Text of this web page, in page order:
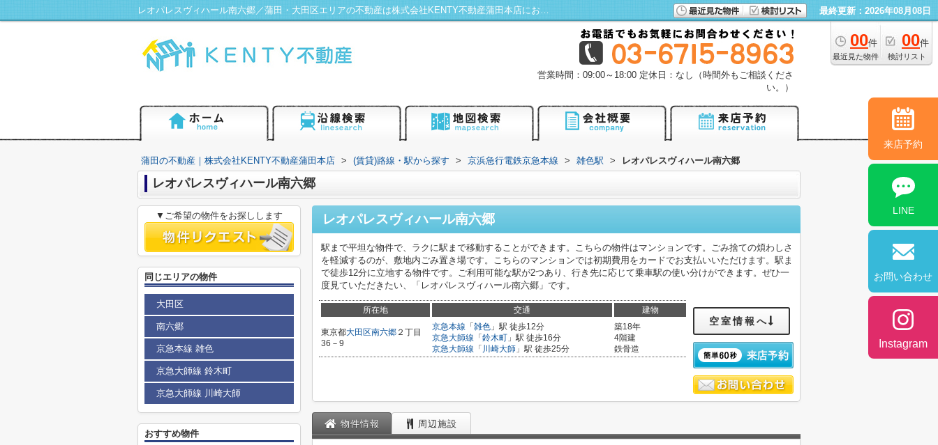
レオパレスヴィハール南六郷／蒲田・大田区エリアの不動産は株式会社KENTY不動産蒲田本店にお任せ！ 最終更新：2026年08月08日
00件
最近見た物件
00件
検討リスト
営業時間：09:00～18:00 定休日：なし（時間外もご相談くださ
い。）
蒲田の不動産｜株式会社KENTY不動産蒲田本店 > (賃貸)路線・駅から探す > 京浜急行電鉄京急本線 > 雑色駅 > レオパレスヴィハール南六郷
レオパレスヴィハール南六郷
レオパレスヴィハール南六郷
駅まで平坦な物件で、ラクに駅まで移動することができます。こちらの物件はマンションです。ごみ捨ての煩わしさ
を軽減するのが、敷地内ごみ置き場です。こちらのマンションでは初期費用をカードでお支払いいただけます。駅ま
で徒歩12分に立地する物件です。ご利用可能な駅が2つあり、行き先に応じて乗車駅の使い分けができます。ぜひ一
度見ていただきたい、「レオパレスヴィハール南六郷」です。
所在地 交通 建物
東京都大田区南六郷 ２丁目
36－9
京急本線 「 雑色 」駅 徒歩12分
京急大師線 「 鈴木町 」駅 徒歩16分
京急大師線 「 川崎大師 」駅 徒歩25分
築18年
4階建
鉄骨造
空室情報へ
物件情報 周辺施設
▼ご希望の物件をお探しします
同じエリアの物件
大田区
南六郷
京急本線 雑色
京急大師線 鈴木町
京急大師線 川崎大師
おすすめ物件
来店予約
LINE
お問い合わせ
Instagram